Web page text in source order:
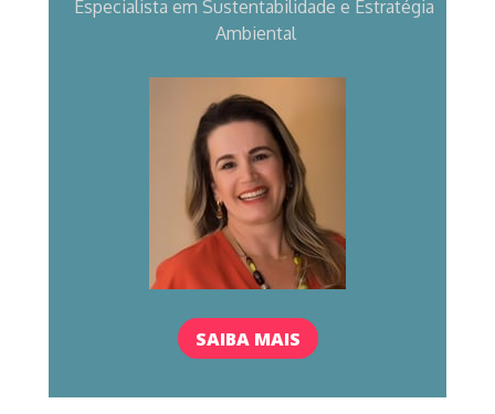
Especialista em Sustentabilidade e Estratégia
Ambiental
SAIBA MAIS